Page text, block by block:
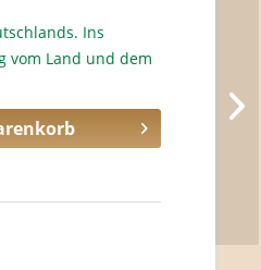
Ins
vom Land und dem